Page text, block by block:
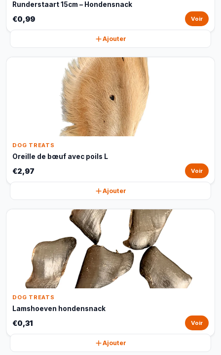
Runderstaart 15cm – Hondensnack
€0,99 Voir
Ajouter
DOG TREATS
Oreille de bœuf avec poils L
€2,97 Voir
Ajouter
DOG TREATS
Lamshoeven hondensnack
€0,31 Voir
Ajouter